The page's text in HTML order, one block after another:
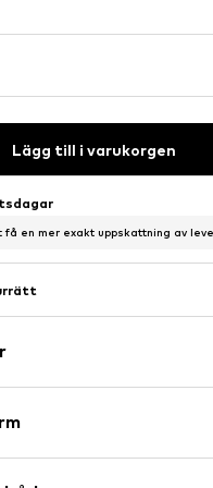
Lägg till i varukorgen
få en mer exakt uppskattning av
fåll